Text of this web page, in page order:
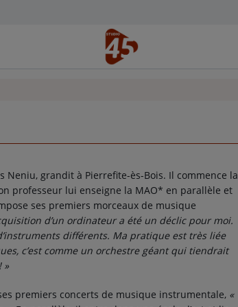
Neniu, grandit à Pierrefite-ès-Bois. Il commence la
professeur lui enseigne la MAO* en parallèle et
ses premiers morceaux de musique
d’un ordinateur a été un déclic pour moi.
différents. Ma pratique est très liée
c’est comme un orchestre géant qui tiendrait
»
premiers concerts de musique instrumentale, «